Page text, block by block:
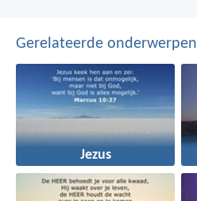
Gerelateerde onderwerpen
Jezus